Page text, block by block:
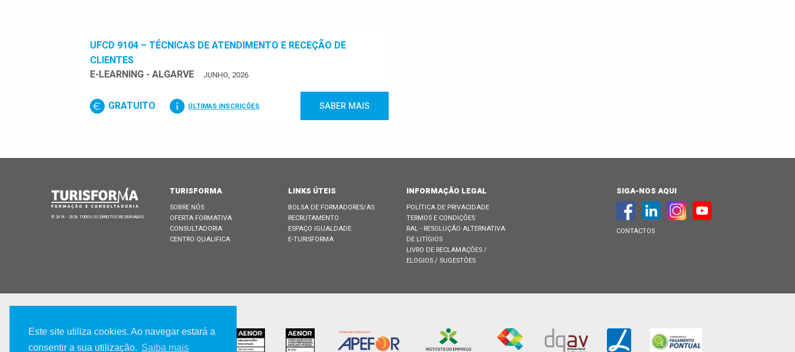
Este site utiliza cookies. Ao navegar estará a
consentir a sua utilização. Saiba mais
UFCD 9104 – TÉCNICAS DE ATENDIMENTO E RECEÇÃO DE
CLIENTES
E-LEARNING - ALGARVE
JUNHO, 2026
GRATUITO ÚLTIMAS INSCRIÇÕES SABER MAIS
© 2018 - 2026 TODOS OS DIREITOS RESERVADOS
TURISFORMA
SOBRE NÓS
OFERTA FORMATIVA
CONSULTADORIA
CENTRO QUALIFICA
LINKS ÚTEIS
BOLSA DE FORMADORES/AS
RECRUTAMENTO
ESPAÇO IGUALDADE
E-TURISFORMA
INFORMAÇÃO LEGAL
POLÍTICA DE PRIVACIDADE
TERMOS E CONDIÇÕES
RAL - RESOLUÇÃO ALTERNATIVA
DE LITÍGIOS
LIVRO DE RECLAMAÇÕES /
ELOGIOS / SUGESTÕES
SIGA-NOS AQUI
CONTACTOS